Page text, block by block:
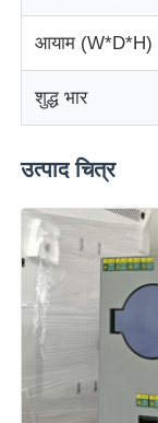
तापमान और
कठोरता परीक्षक
आयाम (W*D*H)
शुद्ध भार
उत्पाद चित्र